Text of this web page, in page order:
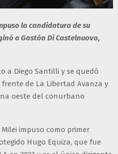
la candidatura de su
a Gastón Di Castelnuovo,
a Diego Santilli y se quedó
de La Libertad Avanza y
oeste del conurbano
impuso como primer
Hugo Equiza, que fue